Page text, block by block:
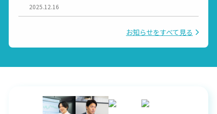
2025.12.16
お知らせをすべて見る